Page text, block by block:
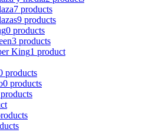
7 products
9 products
0 products
3 products
King1 product
products
0 products